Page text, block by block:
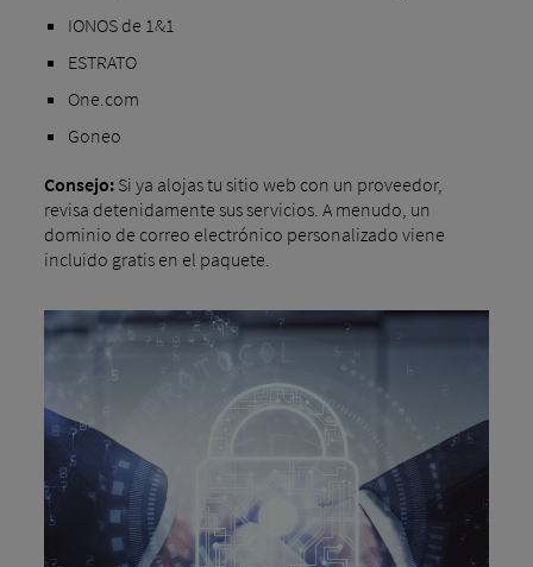
IONOS de 1&1
ESTRATO
One.com
Goneo
Consejo:Si ya alojas tu sitio web con un proveedor,
revisa detenidamente sus servicios. A menudo, un
dominio de correo electrónico personalizado viene
incluido gratis en el paquete.